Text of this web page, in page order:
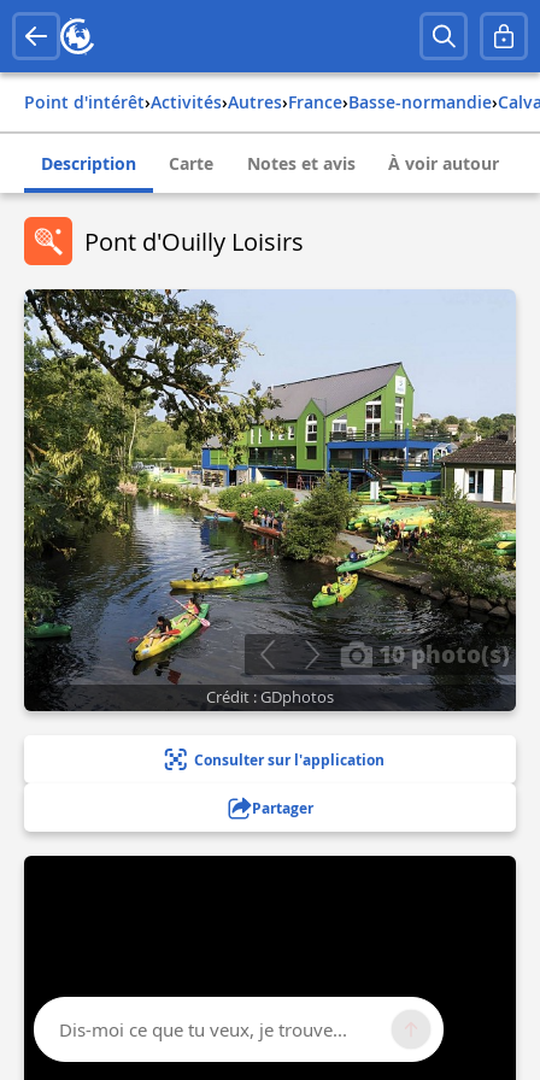
Point d'intérêt› Activités› Autres› france› basse-normandie›
Description Carte Notes et avis À voir autour
Pont d'Ouilly Loisirs
10 photo(s)
Crédit : GDphotos
Consulter sur l'application
Partager
Dis-moi ce que tu veux, je trouve...